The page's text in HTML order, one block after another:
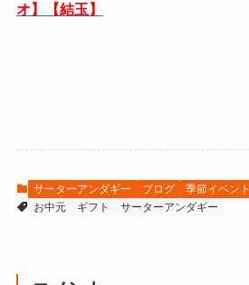
オ】【結玉】
サーターアンダギー ブログ 季節イベント
お中元
ギフト サーターアンダギー